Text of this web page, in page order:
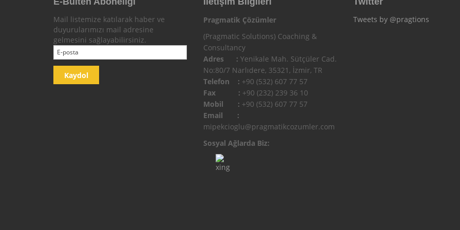
Mail listemize katılarak haber ve
duyurularımızı mail adresine
gelmesini sağlayabilirsiniz.
Pragmatik Çözümler
(Pragmatic Solutions) Coaching &
Consultancy
Adres : Yenikale Mah. Sütçüler Cad.
No:80/7 Narlıdere, 35321, İzmir, TR
Telefon : +90 (532) 607 77 57
Fax : +90 (232) 239 36 10
Mobil : +90 (532) 607 77 57
Email :
mipekcioglu@pragmatikcozumler.com
Sosyal Ağlarda Biz:
Tweets by @pragtions